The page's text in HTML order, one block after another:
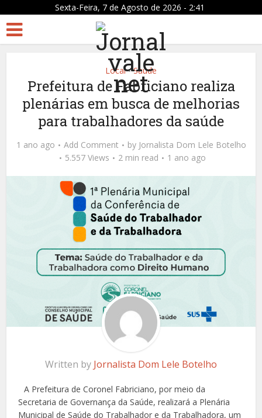
Sexta-Feira, 7 de Agosto de 2026 - 2:41
Local • Saúde
Prefeitura de Fabriciano realiza
plenárias em busca de melhorias
para trabalhadores da saúde
1 ano ago Add Comment by Jornalista Dom Lele Botelho
5.557 Views
2 min read 1 ano ago
Written by Jornalista Dom Lele Botelho
A Prefeitura de Coronel Fabriciano, por meio da
Secretaria de Governança da Saúde, realizará a Plenária
Municipal de Saúde do Trabalhador e da Trabalhadora, um